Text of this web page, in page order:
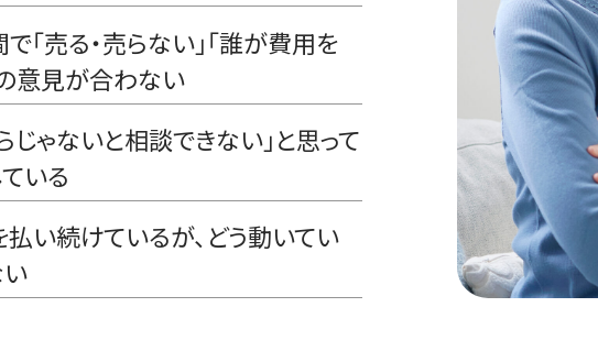
「売る・売らない」「誰が費用を
意見が合わない
じゃないと相談できない」と思って
いる
い続けているが、どう動いてい